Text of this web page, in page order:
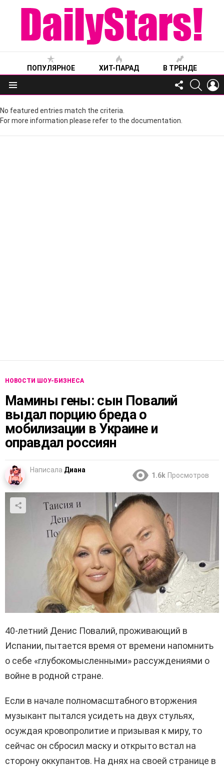
ПОПУЛЯРНОЕ ХИТ-ПАРАД В ТРЕНДЕ
Меню
FOLLOW
US
No featured entries match the criteria.
For more information please refer to the documentation.
НОВОСТИ ШОУ-БИЗНЕСА
Мамины гены: сын Повалий
выдал порцию бреда о
мобилизации в Украине и
оправдал россиян
Написала Диана
1.6k Просмотров
40-летний Денис Повалий, проживающий в
Испании, пытается время от времени напомнить
о себе «глубокомысленными» рассуждениями о
войне в родной стране.
Если в начале полномасштабного вторжения
музыкант пытался усидеть на двух стульях,
осуждая кровопролитие и призывая к миру, то
сейчас он сбросил маску и открыто встал на
сторону оккупантов. На днях на своей странице в